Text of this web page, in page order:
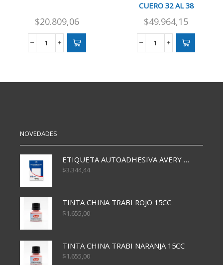
$20.809,06
DE
CUERO 32 AL 38
$49.964,15
PATIN
32
NOVEDADES
ETIQUETA AUTOADHESIVA AVERY 3026 30H 20 X 70
$3.344,44
TINTA CHINA TRABI ROJO 15CC
$1.655,00
TINTA CHINA TRABI NARANJA 15CC
$1.655,00